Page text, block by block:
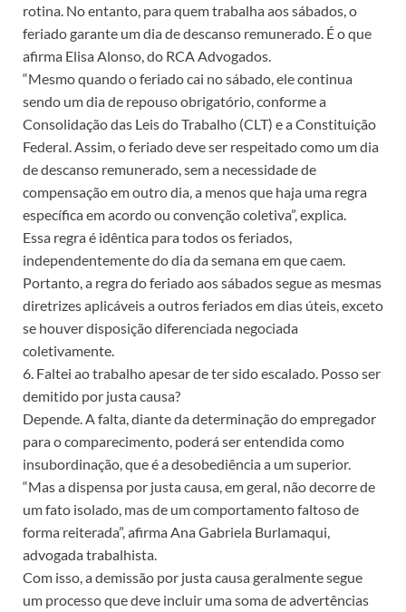
rotina. No entanto, para quem trabalha aos sábados, o
feriado garante um dia de descanso remunerado. É o que
afirma Elisa Alonso, do RCA Advogados.
“Mesmo quando o feriado cai no sábado, ele continua
sendo um dia de repouso obrigatório, conforme a
Consolidação das Leis do Trabalho (CLT) e a Constituição
Federal. Assim, o feriado deve ser respeitado como um dia
de descanso remunerado, sem a necessidade de
compensação em outro dia, a menos que haja uma regra
específica em acordo ou convenção coletiva”, explica.
Essa regra é idêntica para todos os feriados,
independentemente do dia da semana em que caem.
Portanto, a regra do feriado aos sábados segue as mesmas
diretrizes aplicáveis a outros feriados em dias úteis, exceto
se houver disposição diferenciada negociada
coletivamente.
6. Faltei ao trabalho apesar de ter sido escalado. Posso ser
demitido por justa causa?
Depende. A falta, diante da determinação do empregador
para o comparecimento, poderá ser entendida como
insubordinação, que é a desobediência a um superior.
“Mas a dispensa por justa causa, em geral, não decorre de
um fato isolado, mas de um comportamento faltoso de
forma reiterada”, afirma Ana Gabriela Burlamaqui,
advogada trabalhista.
Com isso, a demissão por justa causa geralmente segue
um processo que deve incluir uma soma de advertências